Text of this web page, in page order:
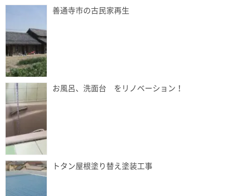
善通寺市の古民家再生
お風呂、洗面台 をリノベーション！
トタン屋根塗り替え塗装工事